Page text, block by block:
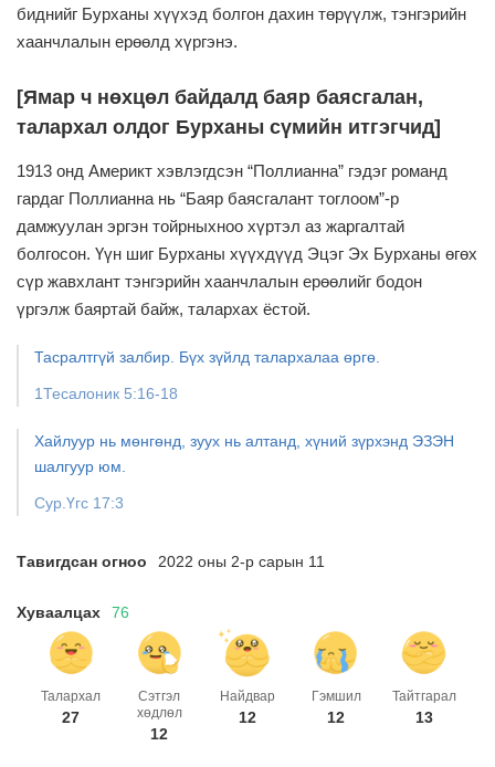
биднийг Бурханы хүүхэд болгон дахин төрүүлж, тэнгэрийн
хаанчлалын ерөөлд хүргэнэ.
[Ямар ч нөхцөл байдалд баяр баясгалан,
талархал олдог Бурханы сүмийн итгэгчид]
1913 онд Америкт хэвлэгдсэн “Поллианна” гэдэг романд
гардаг Поллианна нь “Баяр баясгалант тоглоом”-р
дамжуулан эргэн тойрныхноо хүртэл аз жаргалтай
болгосон. Үүн шиг Бурханы хүүхдүүд Эцэг Эх Бурханы өгөх
сүр жавхлант тэнгэрийн хаанчлалын ерөөлийг бодон
үргэлж баяртай байж, талархах ёстой.
Тасралтгүй залбир. Бүх зүйлд талархалаа өргө.
1Тесалоник 5:16-18
Хайлуур нь мөнгөнд, зуух нь алтанд, хүний зүрхэнд ЭЗЭН
шалгуур юм.
Сур.Үгс 17:3
Тавигдсан огноо 2022 оны 2-р сарын 11
Хуваалцах 76
Талархал
27
Сэтгэл
хөдлөл
12
Найдвар
12
Гэмшил
12
Тайтгарал
13